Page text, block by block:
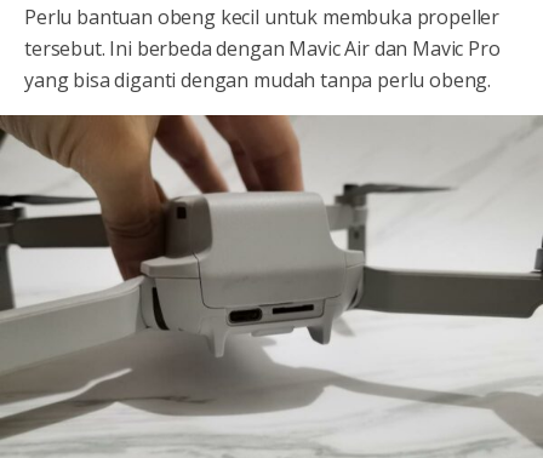
Perlu bantuan obeng kecil untuk membuka propeller
tersebut. Ini berbeda dengan Mavic Air dan Mavic Pro
yang bisa diganti dengan mudah tanpa perlu obeng.